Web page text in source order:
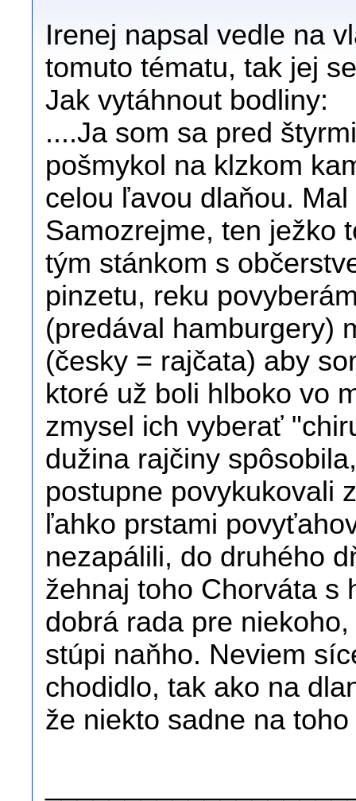
Irenej napsal vedle na
tomuto tématu, tak jej
Jak vytáhnout bodliny:
....Ja som sa pred
pošmykol na klzkom
celou ľavou dlaňou.
Samozrejme, ten ježko
tým stánkom s
pinzetu, reku
(predával hamburgery)
(česky = rajčata) aby
ktoré už boli hlboko vo
zmysel ich vyberať
dužina rajčiny
postupne povykukovali
ľahko prstami
nezapálili, do druhého
žehnaj toho Chorváta s
dobrá rada pre
stúpi naňho. Neviem
chodidlo, tak ako na
že niekto sadne na